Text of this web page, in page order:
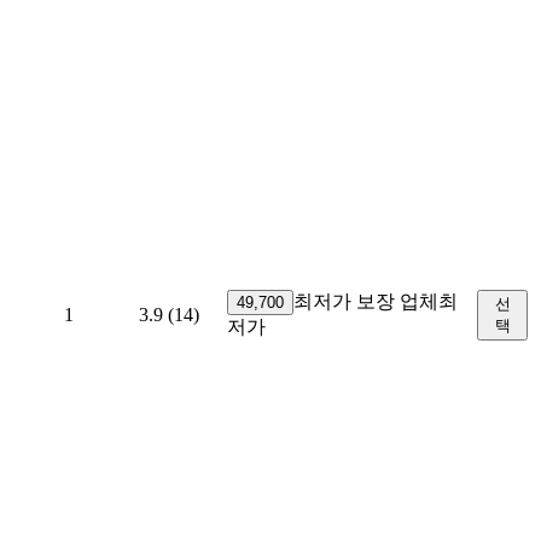
1 3.9 (14)
49,700 최저가 보장 업체 최
저가
선
택